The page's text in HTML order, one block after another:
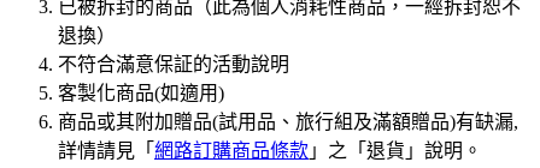
已被拆封的商品（此為個人消耗性商品，一經拆封恕不
退換）
不符合滿意保証的活動說明
客製化商品(如適用)
商品或其附加贈品(試用品、旅行組及滿額贈品)有缺漏,
詳情請見「 網路訂購商品條款 」之「退貨」說明。